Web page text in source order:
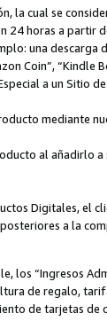
la cual se
24 horas a partir
una descarga
Coin”, “Kindle
a un Sitio
mediante
al añadirlo
Digitales, el
a la
los “Ingresos
de regalo,
de tarjetas de